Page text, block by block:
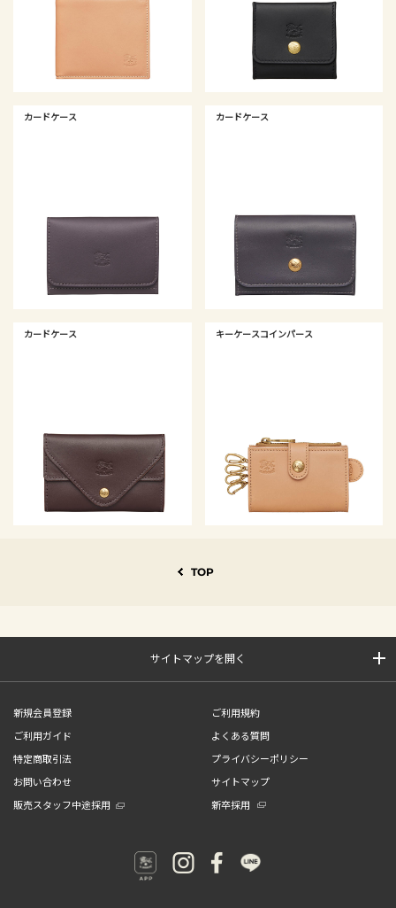
カードケース カードケース
カードケース キーケースコインパース
TOP
サイトマップを開く
新規会員登録
ご利用規約
ご利用ガイド
よくある質問
特定商取引法
プライバシーポリシー
お問い合わせ
サイトマップ
販売スタッフ中途採用
新卒採用